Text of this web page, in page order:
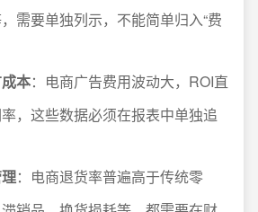
需要单独列示，不能简单归入“费
本：电商广告费用波动大，ROI直
，这些数据必须在报表中单独追
：电商退货率普遍高于传统零